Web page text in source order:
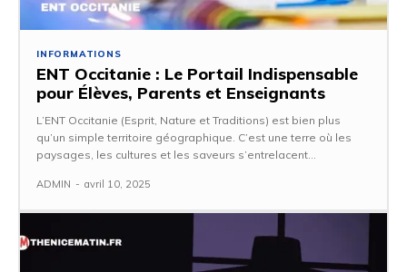
INFORMATIONS
ENT Occitanie : Le Portail Indispensable
pour Élèves, Parents et Enseignants
L’ENT Occitanie (Esprit, Nature et Traditions) est bien plus
qu’un simple territoire géographique. C’est une terre où les
paysages, les cultures et les saveurs s’entrelacent...
ADMIN - avril 10, 2025